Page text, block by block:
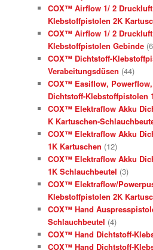
COX™ Airflow 1/ 2
Klebstoffpistolen 2K
COX™ Airflow 1/ 2
Klebstoffpistolen Gebinde
COX™ Dichtstoff-
Verabeitungsdüsen (44)
COX™ Easiflow,
Dichtstoff-Klebstoffpistolen
COX™ Elektraflow Akku
K Kartuschen-
COX™ Elektraflow Akku
1K Kartuschen (12)
COX™ Elektraflow Akku
1K Schlauchbeutel (3)
COX™ Elektraflow/
Klebstoffpistolen 2K
COX™ Hand
Schlauchbeutel (4)
COX™ Hand Dichtstoff-
COX™ Hand Dichtstoff-